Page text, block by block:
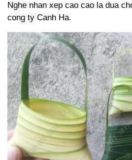
Nghe nhan xep cao cao la dua
cong ty Canh Ha.